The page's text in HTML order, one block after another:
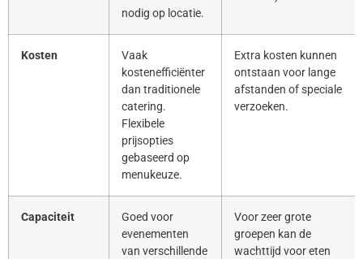
nodig op locatie.
Kosten
Vaak
kostenefficiënter
dan traditionele
catering.
Flexibele
prijsopties
gebaseerd op
menukeuze.
Extra kosten kunnen
ontstaan voor lange
afstanden of speciale
verzoeken.
Capaciteit
Goed voor
evenementen
van verschillende
Voor zeer grote
groepen kan de
wachttijd voor eten